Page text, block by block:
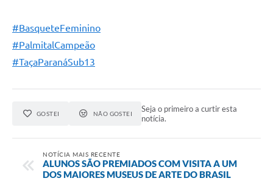
#BasqueteFeminino
#PalmitalCampeão
#TaçaParanáSub13
GOSTEI NÃO GOSTEI
Seja o primeiro a curtir esta
notícia.
NOTÍCIA MAIS RECENTE
ALUNOS SÃO PREMIADOS COM VISITA A UM
DOS MAIORES MUSEUS DE ARTE DO BRASIL